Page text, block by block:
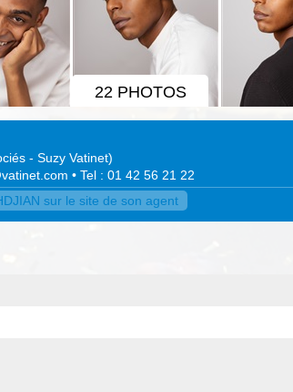
22 PHOTOS
- Suzy Vatinet)
• Tel : 01 42 56 21 22
sur le site de son agent